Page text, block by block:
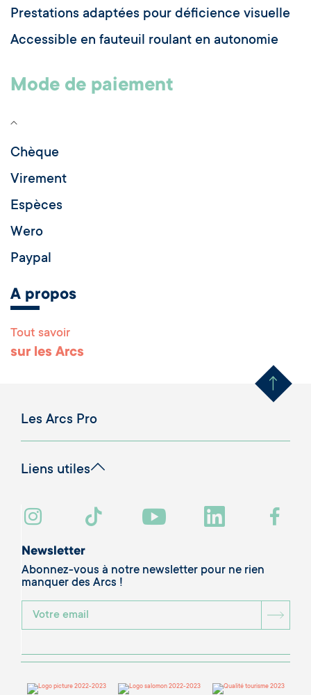
Prestations adaptées pour déficience visuelle
Accessible en fauteuil roulant en autonomie
Mode de paiement
Chèque
Virement
Espèces
Wero
Paypal
A propos
Tout savoir
sur les Arcs Remonter
Les Arcs Pro
Liens utiles
Newsletter
Abonnez-vous à notre newsletter pour ne rien
manquer des Arcs !